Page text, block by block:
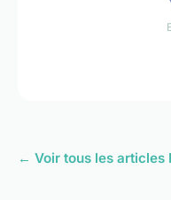
← Voir tous les articles